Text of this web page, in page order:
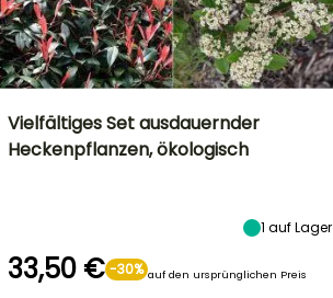
Vielfältiges Set ausdauernder
Heckenpflanzen, ökologisch
1 auf Lager
33,50 € -30% auf den ursprünglichen Preis